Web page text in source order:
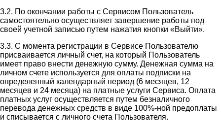
3.2. По окончании работы с Сервисом Пользователь
самостоятельно осуществляет завершение работы под
своей учетной записью путем нажатия кнопки «Выйти».
3.3. С момента регистрации в Сервисе Пользователю
присваивается личный счет, на который Пользователь
имеет право внести денежную сумму. Денежная сумма на
личном счете используется для оплаты подписки на
определенный календарный период (6 месяцев, 12
месяцев и 24 месяца) на платные услуги Сервиса. Оплата
платных услуг осуществляется путем безналичного
перевода денежных средств в виде 100%-ной предоплаты
и списывается с личного счета Пользователя.